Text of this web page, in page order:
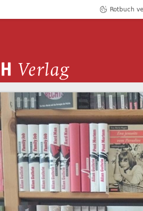
Rotbuch